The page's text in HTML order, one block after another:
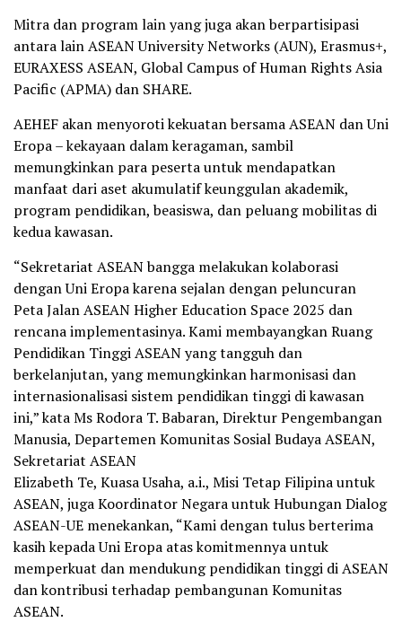
Mitra dan program lain yang juga akan berpartisipasi
antara lain ASEAN University Networks (AUN), Erasmus+,
EURAXESS ASEAN, Global Campus of Human Rights Asia
Pacific (APMA) dan SHARE.
AEHEF akan menyoroti kekuatan bersama ASEAN dan Uni
Eropa – kekayaan dalam keragaman, sambil
memungkinkan para peserta untuk mendapatkan
manfaat dari aset akumulatif keunggulan akademik,
program pendidikan, beasiswa, dan peluang mobilitas di
kedua kawasan.
“Sekretariat ASEAN bangga melakukan kolaborasi
dengan Uni Eropa karena sejalan dengan peluncuran
Peta Jalan ASEAN Higher Education Space 2025 dan
rencana implementasinya. Kami membayangkan Ruang
Pendidikan Tinggi ASEAN yang tangguh dan
berkelanjutan, yang memungkinkan harmonisasi dan
internasionalisasi sistem pendidikan tinggi di kawasan
ini,” kata Ms Rodora T. Babaran, Direktur Pengembangan
Manusia, Departemen Komunitas Sosial Budaya ASEAN,
Sekretariat ASEAN
Elizabeth Te, Kuasa Usaha, a.i., Misi Tetap Filipina untuk
ASEAN, juga Koordinator Negara untuk Hubungan Dialog
ASEAN-UE menekankan, “Kami dengan tulus berterima
kasih kepada Uni Eropa atas komitmennya untuk
memperkuat dan mendukung pendidikan tinggi di ASEAN
dan kontribusi terhadap pembangunan Komunitas
ASEAN.